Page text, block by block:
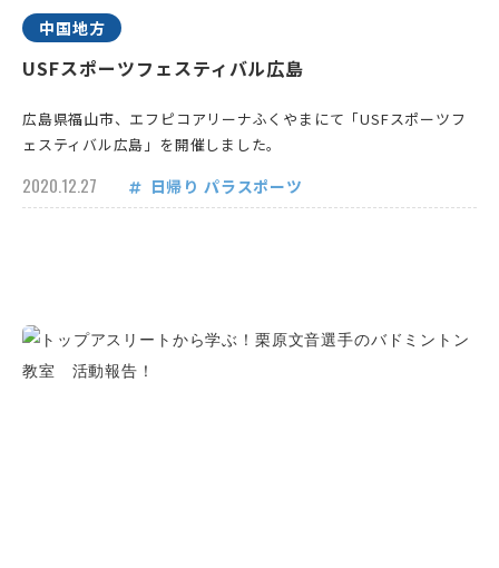
中国地方
USFスポーツフェスティバル広島
広島県福山市、エフピコアリーナふくやまにて「USFスポーツフ
ェスティバル広島」を開催しました。
2020.12.27 日帰り パラスポーツ